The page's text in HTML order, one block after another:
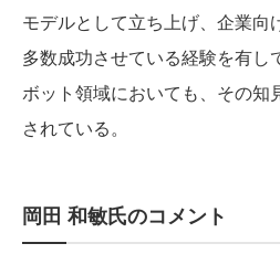
モデルとして立ち上げ、企業向
多数成功させている経験を有し
ボット領域においても、その知
されている。
岡田 和敏氏のコメント